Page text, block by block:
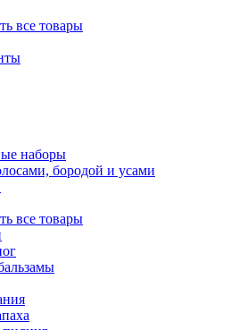
все товары
наборы
бородой и усами
все товары